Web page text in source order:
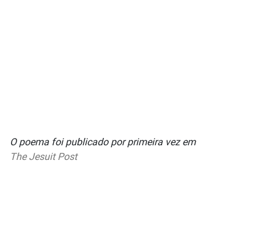
O poema foi publicado por primeira vez em
The Jesuit Post